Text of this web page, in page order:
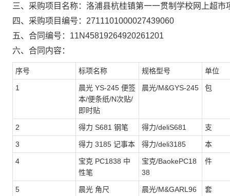
三、采购项目名称： 洛浦县杭桂镇第一一贯制学校网上超市
四、采购项目编号： 2711101000027439060
五、合同编号： 11N45819264920261201
六、合同内容：
序号 标项名称 规格型号 单位
1
晨光 YS-245 便签
本/便条纸/N次贴/
即时贴
晨光/M&GYS-245 包
2 得力 S681 钢笔 得力/deliS681 支
3 得力 3185 记事本 得力/deli3185 本
4
宝克 PC1838 中
性笔
宝克/BaokePC18
38
件
5 晨光 角尺
晨光/M&GARL96
套